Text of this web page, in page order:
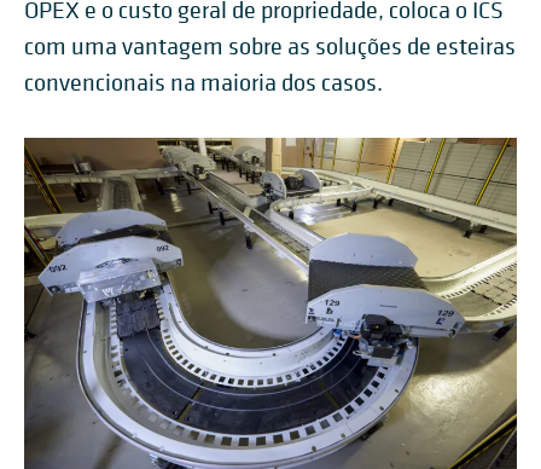
OPEX e o custo geral de propriedade, coloca o ICS
com uma vantagem sobre as soluções de esteiras
convencionais na maioria dos casos.